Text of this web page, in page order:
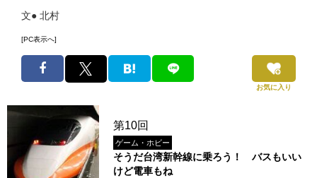
文● 北村
[PC表示へ]
お気に入り
第10回
ゲーム・ホビー
そうだ台湾新幹線に乗ろう！ バスもいい
けど電車もね